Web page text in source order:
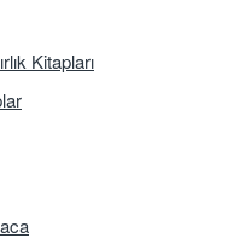
Kitapları